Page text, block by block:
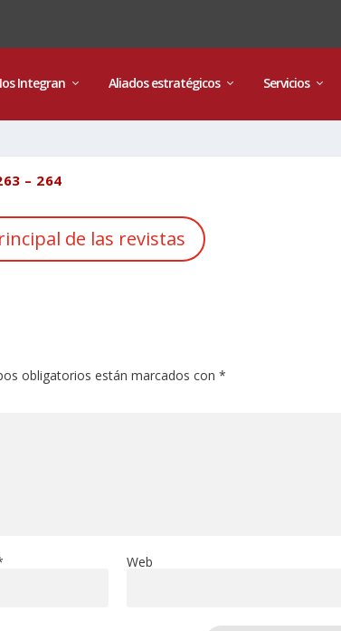
Integran Aliados estratégicos Servicios
– 264
de las revistas
obligatorios están marcados con *
Web